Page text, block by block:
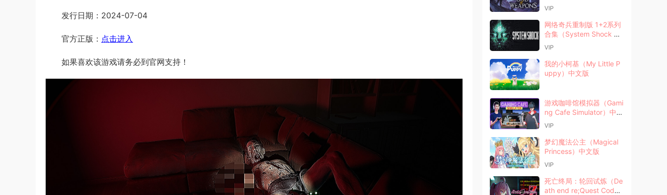
发行日期：2024-07-04
官方正版： 点击进入
如果喜欢该游戏请务必到官网支持！
VIP
网络奇兵重制版 1+2系列
合集（System Shock Re
make）中文版
VIP
我的小柯基（My Little P
uppy）中文版
游戏咖啡馆模拟器（Gami
ng Cafe Simulator）中文
版
VIP
梦幻魔法公主（Magical
Princess）中文版
VIP
死亡终局：轮回试炼（De
ath end re;Quest Code